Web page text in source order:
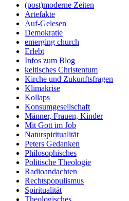
(post)moderne Zeiten
Artefakte
Auf-Gelesen
Demokratie
emerging church
Erlebt
Infos zum Blog
keltisches Christentum
Kirche und Zukunftsfragen
Klimakrise
Kollaps
Konsumgesellschaft
Männer, Frauen, Kinder
Mit Gott im Job
Naturspiritualität
Peters Gedanken
Philosophisches
Politische Theologie
Radioandachten
Rechtspopulismus
Spiritualität
Theologisches